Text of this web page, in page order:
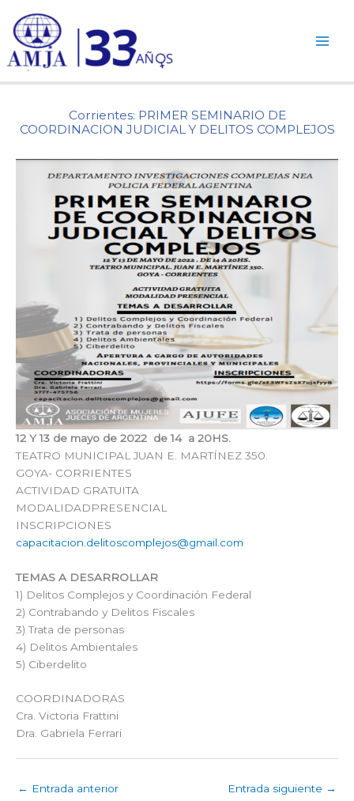
contenido
Corrientes: PRIMER SEMINARIO DE
COORDINACION JUDICIAL Y DELITOS COMPLEJOS
12 Y 13 de mayo de 2022 de 14 a 20HS.
TEATRO MUNICIPAL JUAN E. MARTÍNEZ 350.
GOYA- CORRIENTES
ACTIVIDAD GRATUITA
MODALIDADPRESENCIAL
INSCRIPCIONES
capacitacion.delitoscomplejos@gmail.com
TEMAS A DESARROLLAR
1) Delitos Complejos y Coordinación Federal
2) Contrabando y Delitos Fiscales
3) Trata de personas
4) Delitos Ambientales
5) Ciberdelito
COORDINADORAS
Cra. Victoria Frattini
Dra. Gabriela Ferrari
← Entrada anterior Entrada siguiente →